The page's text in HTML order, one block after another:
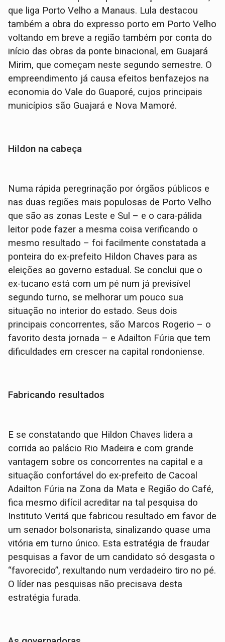
que liga Porto Velho a Manaus. Lula destacou
também a obra do expresso porto em Porto Velho
voltando em breve a região também por conta do
início das obras da ponte binacional, em Guajará
Mirim, que começam neste segundo semestre. O
empreendimento já causa efeitos benfazejos na
economia do Vale do Guaporé, cujos principais
municípios são Guajará e Nova Mamoré.
Hildon na cabeça
Numa rápida peregrinação por órgãos públicos e
nas duas regiões mais populosas de Porto Velho
que são as zonas Leste e Sul – e o cara-pálida
leitor pode fazer a mesma coisa verificando o
mesmo resultado – foi facilmente constatada a
ponteira do ex-prefeito Hildon Chaves para as
eleições ao governo estadual. Se conclui que o
ex-tucano está com um pé num já previsível
segundo turno, se melhorar um pouco sua
situação no interior do estado. Seus dois
principais concorrentes, são Marcos Rogerio – o
favorito desta jornada – e Adailton Fúria que tem
dificuldades em crescer na capital rondoniense.
Fabricando resultados
E se constatando que Hildon Chaves lidera a
corrida ao palácio Rio Madeira e com grande
vantagem sobre os concorrentes na capital e a
situação confortável do ex-prefeito de Cacoal
Adailton Fúria na Zona da Mata e Região do Café,
fica mesmo difícil acreditar na tal pesquisa do
Instituto Veritá que fabricou resultado em favor de
um senador bolsonarista, sinalizando quase uma
vitória em turno único. Esta estratégia de fraudar
pesquisas a favor de um candidato só desgasta o
“favorecido”, rexultando num verdadeiro tiro no pé.
O líder nas pesquisas não precisava desta
estratégia furada.